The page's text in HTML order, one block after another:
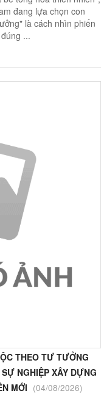
đang lựa chọn con
là cách nhìn phiến
...
THEO TƯ TƯỞNG
NGHIỆP XÂY DỰNG
MỚI (04/08/2026)